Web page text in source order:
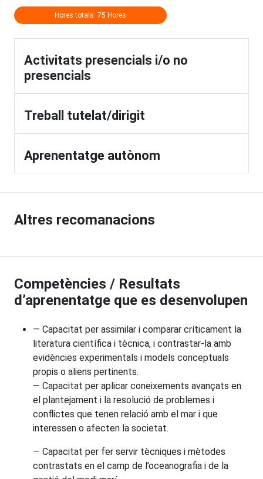
Hores totals: 75 Hores
Activitats presencials i/o no
presencials
Treball tutelat/dirigit
Aprenentatge autònom
Altres recomanacions
Competències / Resultats
d’aprenentatge que es desenvolupen
— Capacitat per assimilar i comparar críticament la
literatura científica i tècnica, i contrastar-la amb
evidències experimentals i models conceptuals
propis o aliens pertinents.
— Capacitat per aplicar coneixements avançats en
el plantejament i la resolució de problemes i
conflictes que tenen relació amb el mar i que
interessen o afecten la societat.
— Capacitat per fer servir tècniques i mètodes
contrastats en el camp de l’oceanografia i de la